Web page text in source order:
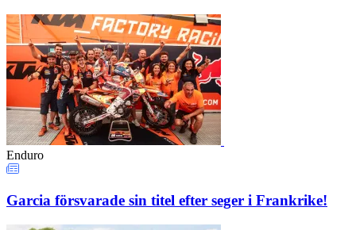
Enduro
Garcia försvarade sin titel efter seger i Frankrike!